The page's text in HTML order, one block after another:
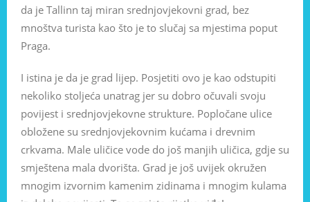
da je Tallinn taj miran srednjovjekovni grad, bez
mnoštva turista kao što je to slučaj sa mjestima poput
Praga.
I istina je da je grad lijep. Posjetiti ovo je kao odstupiti
nekoliko stoljeća unatrag jer su dobro očuvali svoju
povijest i srednjovjekovne strukture. Popločane ulice
obložene su srednjovjekovnim kućama i drevnim
crkvama. Male uličice vode do još manjih uličica, gdje su
smještena mala dvorišta. Grad je još uvijek okružen
mnogim izvornim kamenim zidinama i mnogim kulama